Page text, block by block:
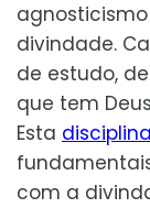
divindade.
de estudo,
que tem
Esta disciplina
com a